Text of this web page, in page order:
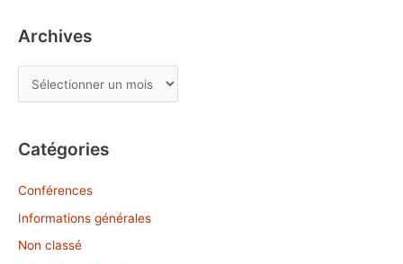
Archives
r
h
v
e
s
Catégories
Conférences
Informations générales
Non classé